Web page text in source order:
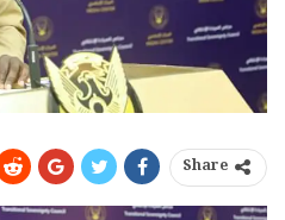
Share